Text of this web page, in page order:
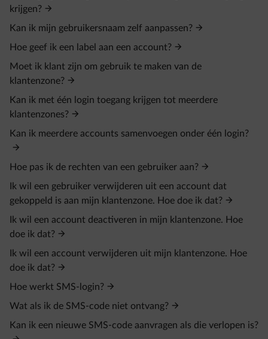
krijgen?
Kan ik mijn gebruikersnaam zelf aanpassen?
Hoe geef ik een label aan een account?
Moet ik klant zijn om gebruik te maken van de
klantenzone?
Kan ik met één login toegang krijgen tot meerdere
klantenzones?
Kan ik meerdere accounts samenvoegen onder één login?
Hoe pas ik de rechten van een gebruiker aan?
Ik wil een gebruiker verwijderen uit een account dat
gekoppeld is aan mijn klantenzone. Hoe doe ik dat?
Ik wil een account deactiveren in mijn klantenzone. Hoe
doe ik dat?
Ik wil een account verwijderen uit mijn klantenzone. Hoe
doe ik dat?
Hoe werkt SMS-login?
Wat als ik de SMS-code niet ontvang?
Kan ik een nieuwe SMS-code aanvragen als die verlopen is?